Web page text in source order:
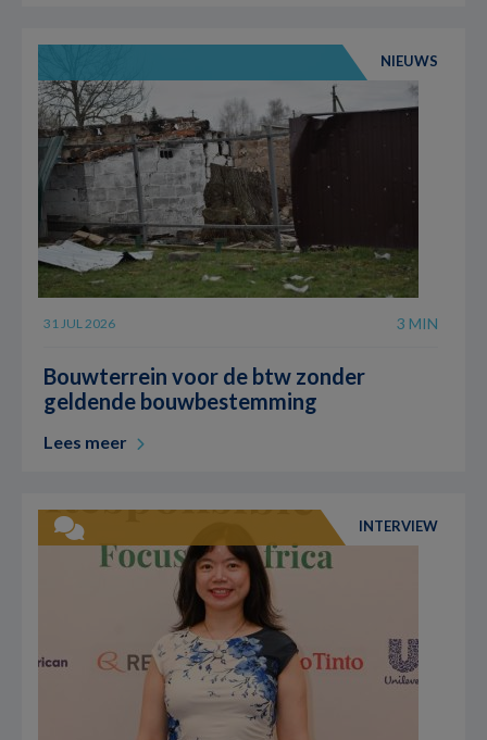
NIEUWS
31 JUL 2026 3 MIN
Bouwterrein voor de btw zonder
geldende bouwbestemming
Lees meer
INTERVIEW